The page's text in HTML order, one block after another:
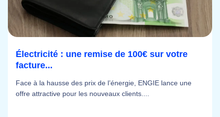
Électricité : une remise de 100€ sur votre
facture...
Face à la hausse des prix de l’énergie, ENGIE lance une
offre attractive pour les nouveaux clients....